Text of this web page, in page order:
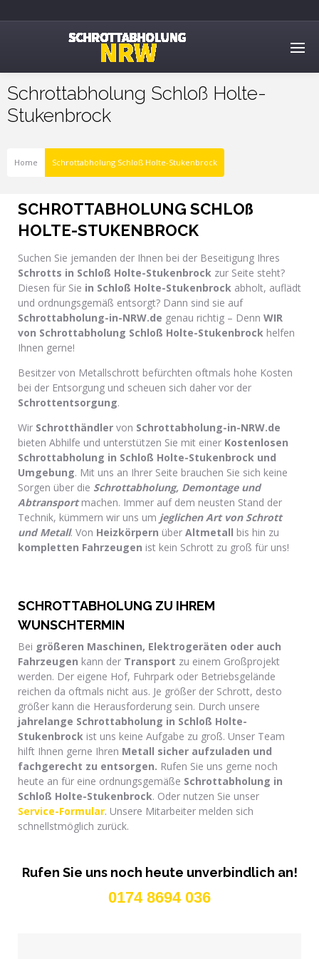
Schrottabholung Schloß Holte-
Stukenbrock
Home Schrottabholung Schloß Holte-Stukenbrock
SCHROTTABHOLUNG SCHLOß
HOLTE-STUKENBROCK
Suchen Sie jemanden der Ihnen bei der Beseitigung Ihres
Schrotts in Schloß Holte-Stukenbrock zur Seite steht?
Diesen für Sie in Schloß Holte-Stukenbrock abholt, auflädt
und ordnungsgemäß entsorgt? Dann sind sie auf
Schrottabholung-in-NRW.de genau richtig – Denn WIR
von Schrottabholung Schloß Holte-Stukenbrock helfen
Ihnen gerne!
Besitzer von Metallschrott befürchten oftmals hohe Kosten
bei der Entsorgung und scheuen sich daher vor der
Schrottentsorgung.
Wir Schrotthändler von Schrottabholung-in-NRW.de
bieten Abhilfe und unterstützen Sie mit einer Kostenlosen
Schrottabholung in Schloß Holte-Stukenbrock und
Umgebung. Mit uns an Ihrer Seite brauchen Sie sich keine
Sorgen über die Schrottabholung, Demontage und
Abtransportmachen. Immer auf dem neusten Stand der
Technik, kümmern wir uns um jeglichen Art von Schrott
und Metall. Von Heizkörpern über Altmetall bis hin zu
kompletten Fahrzeugen ist kein Schrott zu groß für uns!
SCHROTTABHOLUNG ZU IHREM
WUNSCHTERMIN
Bei größeren Maschinen, Elektrogeräten oder auch
Fahrzeugen kann der Transport zu einem Großprojekt
werden. Der eigene Hof, Fuhrpark oder Betriebsgelände
reichen da oftmals nicht aus. Je größer der Schrott, desto
größer kann die Herausforderung sein. Durch unsere
jahrelange Schrottabholung in Schloß Holte-
Stukenbrock ist uns keine Aufgabe zu groß. Unser Team
hilft Ihnen gerne Ihren Metall sicher aufzuladen und
fachgerecht zu entsorgen. Rufen Sie uns gerne noch
heute an für eine ordnungsgemäße Schrottabholung in
Schloß Holte-Stukenbrock. Oder nutzen Sie unser
Service-Formular. Unsere Mitarbeiter melden sich
schnellstmöglich zurück.
Rufen Sie uns noch heute unverbindlich an!
0174 8694 036